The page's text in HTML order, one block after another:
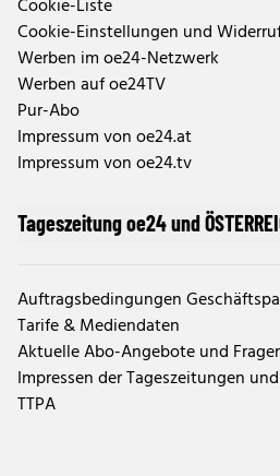
Cookie-Liste
Cookie-Einstellungen und
Werben im oe24-Netzwerk
Werben auf oe24TV
Pur-Abo
Impressum von oe24.at
Impressum von oe24.tv
Tageszeitung oe24 und
Auftragsbedingungen
Tarife & Mediendaten
Aktuelle Abo-Angebote und
Impressen der Tageszeitungen
TTPA